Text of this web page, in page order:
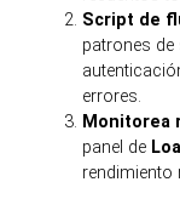
Script de
patrones
errores.
Monitorea
panel de
rendimiento